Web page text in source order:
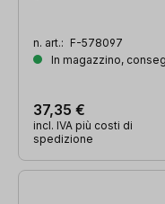
n. art.: F-578097
In magazzino,
37,35 €
incl. IVA più costi di
spedizione